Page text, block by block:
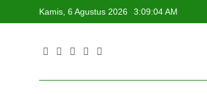
to
Kamis, 6 Agustus 2026 3:09:05 AM